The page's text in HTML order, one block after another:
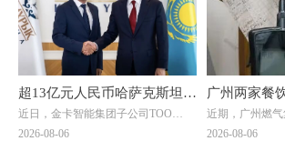
超13亿元人民币哈萨克斯坦大
单落地！金卡智能国际化战略
近日，金卡智能集团子公司ТОО
"Goldcard Smart Group
2026-08-06
广州两家餐
原因曝光→
近期，广州燃
全专项治理中，
2026-08-06